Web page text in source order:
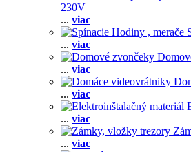
230V
... viac
... viac
... viac
... viac
... viac
... viac